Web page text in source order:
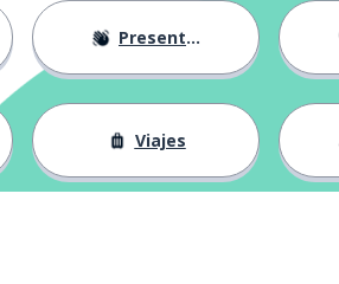
Presentándose
Viajes